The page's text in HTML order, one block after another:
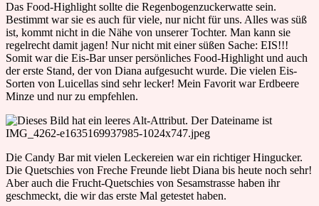
Das Food-Highlight sollte die Regenbogenzuckerwatte sein.
Bestimmt war sie es auch für viele, nur nicht für uns. Alles was süß
ist, kommt nicht in die Nähe von unserer Tochter. Man kann sie
regelrecht damit jagen! Nur nicht mit einer süßen Sache: EIS!!!
Somit war die Eis-Bar unser persönliches Food-Highlight und auch
der erste Stand, der von Diana aufgesucht wurde. Die vielen Eis-
Sorten von Luicellas sind sehr lecker! Mein Favorit war Erdbeere
Minze und nur zu empfehlen.
Die Candy Bar mit vielen Leckereien war ein richtiger Hingucker.
Die Quetschies von Freche Freunde liebt Diana bis heute noch sehr!
Aber auch die Frucht-Quetschies von Sesamstrasse haben ihr
geschmeckt, die wir das erste Mal getestet haben.